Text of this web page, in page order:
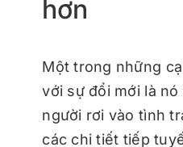
hơn
Một trong những
với sự đổi mới là
người rơi vào tình
các chi tiết tiếp